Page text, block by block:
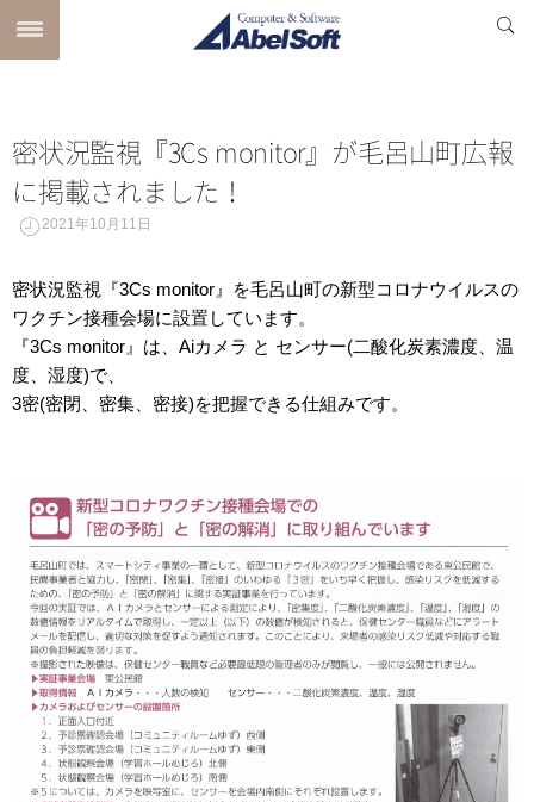
密状況監視『3Cs monitor』が毛呂山町広報
に掲載されました！
2021年10月11日
密状況監視『3Cs monitor』を毛呂山町の新型コロナウイルスの
ワクチン接種会場に設置しています。
『3Cs monitor』は、Aiカメラ と センサー(二酸化炭素濃度、温
度、湿度)で、
3密(密閉、密集、密接)を把握できる仕組みです。